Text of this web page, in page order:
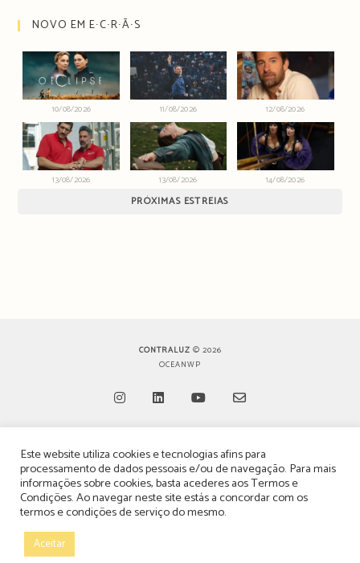
NOVO EM E∙C∙R∙Ã∙S
10/08/2026 11/08/2026 12/08/2026
13/08/2026 13/08/2026 14/08/2026
PRÓXIMAS ESTREIAS
CONTRALUZ © 2026
OCEANWP
in
a
new
in
a
new
tab
in
a
new
in
a
new
TERMOS, CONDIÇÕES & POLÍTICA DE PRIVACIDADE
ESTATUTO EDITORIAL
POLÍTICA DE PUBLICIDADE E ANÚNCIOS
Este website utiliza cookies e tecnologias afins para
processamento de dados pessoais e/ou de navegação. Para mais
informações sobre cookies, basta acederes aosTermos e
Condições. Ao navegar neste site estás a concordar com os
termos e condições de serviço do mesmo.
Aceitar